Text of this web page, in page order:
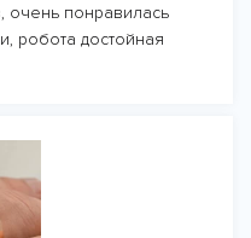
очень понравилась
робота достойная